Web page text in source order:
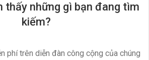
thấy những gì bạn đang tìm
kiếm?
phí trên diễn đàn công cộng của chúng